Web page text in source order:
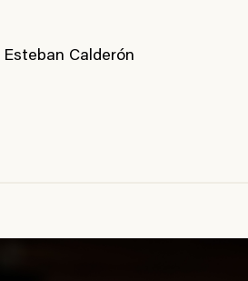
Esteban Calderón